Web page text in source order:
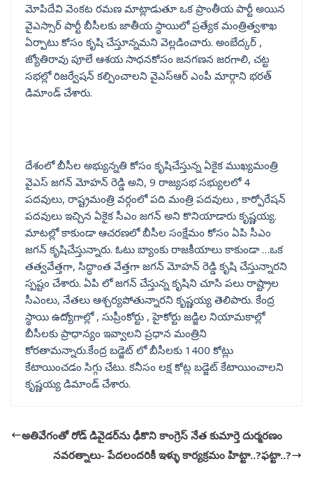
మోపిదేవి వెంకట రమణ మాట్లాడుతూ ఒక ప్రాంతీయ పార్టీ అయిన
వైఎస్సార్ పార్టీ బీసీలకు జాతీయ స్థాయిలో ప్రత్యేక మంత్రిత్వశాఖ
ఏర్పాటు కోసం కృషి చేస్తూన్నమని వెల్లడించారు. అంబేద్కర్ ,
జ్యోతిరావు పూలే ఆశయ సాధనకోసం జనగణన జరగాలి, చట్ట
సభల్లో రిజర్వేషన్ కల్పించాలని వైఎస్ఆర్ ఎంపీ మార్గాని భరత్
డిమాండ్ చేశారు.
దేశంలో బీసీల అభ్యున్నతి కోసం కృషిచేస్తున్న ఏకైక ముఖ్యమంత్రి
వైఎస్ జగన్ మోహన్ రెడ్డి అని, 9 రాజ్యసభ సభ్యులలో 4
పదవులు, రాష్ట్రమంత్రి వర్గంలో పది మంత్రి పదవులు , కార్పోరేషన్
పదవులు ఇచ్చిన ఏకైక సీఎం జగన్ అని కొనియాడారు కృష్ణయ్య.
మాటల్లో కాకుండా ఆచరణలో బీసీల సంక్షేమం కోసం ఏపి సీఎం
జగన్ కృషిచేస్తున్నారు. ఓటు బ్యాంకు రాజకీయాలు కాకుండా …ఒక
తత్వవేత్తగా, సిద్ధాంత వేత్తగా జగన్ మోహన్ రెడ్డి కృషి చేస్తున్నారని
స్పష్టం చేశారు. ఏపి లో జగన్ చేస్తున్న కృషిని చూసి పలు రాష్ట్రాల
సీఎంలు, నేతలు ఆశ్చర్యపోతున్నారని కృష్ణయ్య తెలిపారు. కేంద్ర
స్థాయి ఉద్యోగాల్లో , సుప్రీంకోర్టు , హైకోర్టు జడ్జిల నియామకాల్లో
బీసీలకు ప్రాధాన్యం ఇవ్వాలని ప్రధాన మంత్రిని
కోరతామన్నారు.కేంద్ర బడ్జెట్ లో బీసీలకు 1400 కోట్లు
కేటాయించడం సిగ్గు చేటు. కనీసం లక్ష కోట్ల బడ్జెట్ కేటాయించాలని
కృష్ణయ్య డిమాండ్ చేశారు.
అతివేగంతో రోడ్ డివైడర్‌ను ఢీకొని కాంగ్రెస్ నేత కుమార్తె దుర్మరణం
నవరత్నాలు- పేదలందరికీ ఇళ్ళు కార్యక్రమం హిట్టా..?ఫట్టా..?